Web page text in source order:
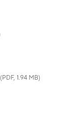
(PDF, 1.94 MB)